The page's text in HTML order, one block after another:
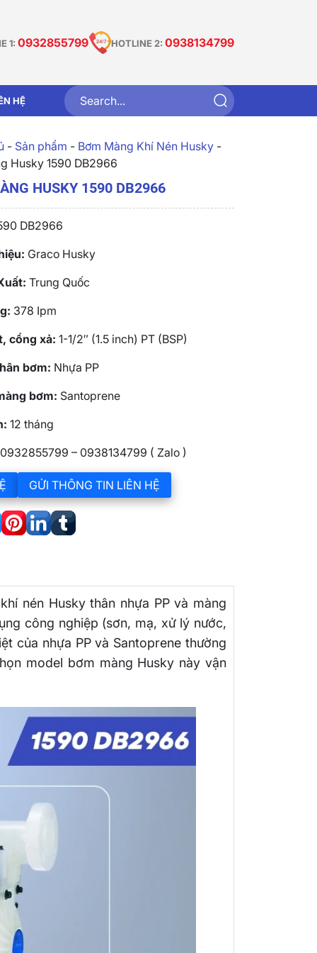
1: 0932855799 HOTLINE 2: 0938134799
HỆ
- Sản phẩm - Bơm Màng Khí Nén Husky-
Husky 1590 DB2966
HUSKY 1590 DB2966
DB2966
Graco Husky
Trung Quốc
378 Ipm
cổng xả: 1-1/2″ (1.5 inch) PT (BSP)
bơm: Nhựa PP
bơm: Santoprene
12 tháng
– 0938134799 ( Zalo )
GỬI THÔNG TIN LIÊN HỆ
nén Husky thân nhựa PP và màng
công nghiệp (sơn, mạ, xử lý nước,
của nhựa PP và Santoprene thường
model bơm màng Husky này vận